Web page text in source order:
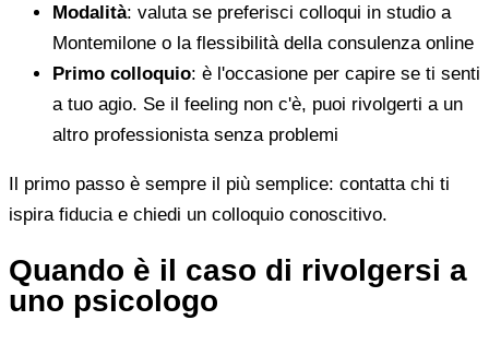
Modalità: valuta se preferisci colloqui in studio a
Montemilone o la flessibilità della consulenza online
Primo colloquio: è l'occasione per capire se ti senti
a tuo agio. Se il feeling non c'è, puoi rivolgerti a un
altro professionista senza problemi
Il primo passo è sempre il più semplice: contatta chi ti
ispira fiducia e chiedi un colloquio conoscitivo.
Quando è il caso di rivolgersi a
uno psicologo